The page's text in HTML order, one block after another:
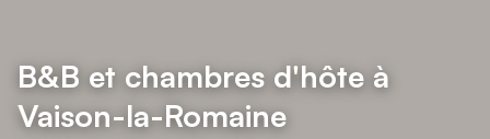
B&B et chambres d'hôte à
Vaison-la-Romaine